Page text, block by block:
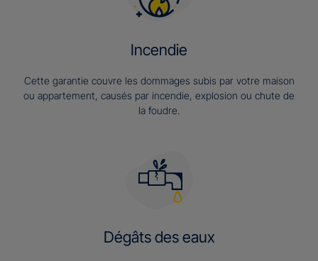
Incendie
Cette garantie couvre les dommages subis par votre maison
ou appartement, causés par incendie, explosion ou chute de
la foudre.
Dégâts des eaux